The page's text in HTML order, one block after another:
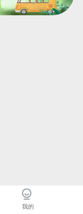
我的